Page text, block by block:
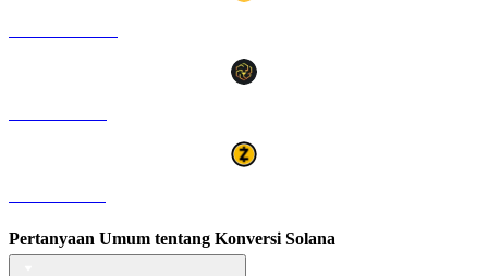
Pertanyaan Umum tentang Konversi Solana